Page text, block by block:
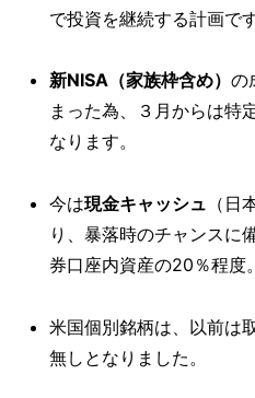
で投資を継続する計画です
新NISA（家族枠含め）の
まった為、３月からは特
なります。
今は現金キャッシュ （
り、暴落時のチャンスに
券口座内資産の20％程度
米国個別銘柄は、以前は
無しとなりました。